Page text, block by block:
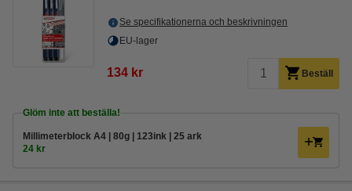
Se specifikationerna och beskrivningen
EU-lager
134 kr Beställ
Glöm inte att beställa!
Millimeterblock A4 | 80g | 123ink | 25 ark
24 kr